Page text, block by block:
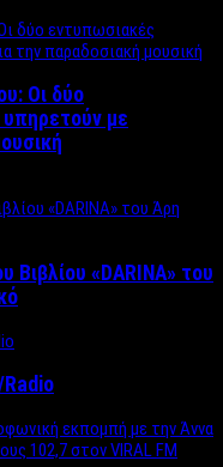
Οι δύο
με
Βιβλίου «DARINA» του